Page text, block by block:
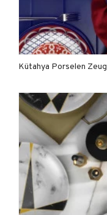
Kütahya Porselen